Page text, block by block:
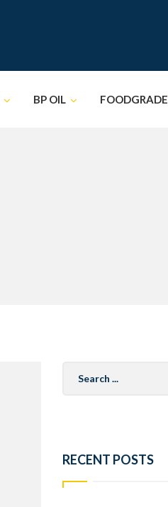
BP OIL FOODGRADE
for:
RECENT POSTS